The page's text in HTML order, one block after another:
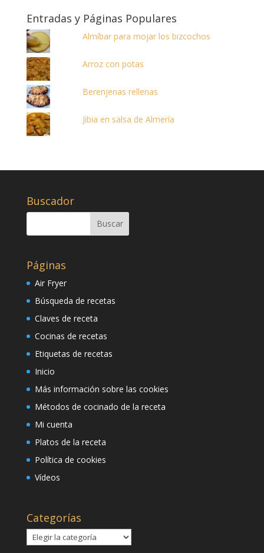
Entradas y Páginas Populares
Almíbar para mojar los bizcochos
Arroz con potas
Berenjenas rellenas
Jibia en salsa de Almería
Buscador
Páginas
Air Fryer
Búsqueda de recetas
Claves de receta
Cocinas de recetas
Etiquetas de recetas
Inicio
Más información sobre las cookies
Métodos de cocinado de la receta
Mi cuenta
Platos de la receta
Política de cookies
Vídeos
Categorías
Categorías